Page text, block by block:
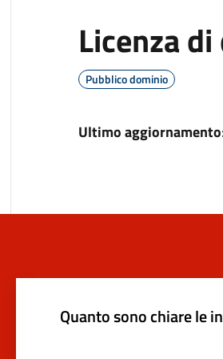
Licenza
Pubblico dominio
Ultimo aggiornamento
Quanto sono chiare le